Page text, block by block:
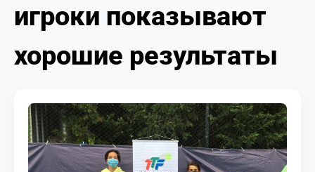
ФТУ
НОВОСТИ
ПЕРСОНАЛИИ
МЕДИА
игроки показывают
хорошие результаты